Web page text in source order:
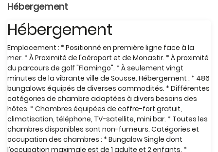
Hébergement
Hébergement
Emplacement : * Positionné en première ligne face à la
mer. * À Proximité de l'aéroport et de Monastir. * À proximité
du parcours de golf "Flamingo". * À seulement vingt
minutes de la vibrante ville de Sousse. Hébergement : * 486
bungalows équipés de diverses commodités. * Différentes
catégories de chambre adaptées à divers besoins des
hôtes. * Chambres équipées de coffre-fort gratuit,
climatisation, téléphone, TV-satellite, mini bar. * Toutes les
chambres disponibles sont non-fumeurs. Catégories et
occupation des chambres : * Bungalow Single dont
l’occupation maximale est de 1 adulte et 2 enfants. *